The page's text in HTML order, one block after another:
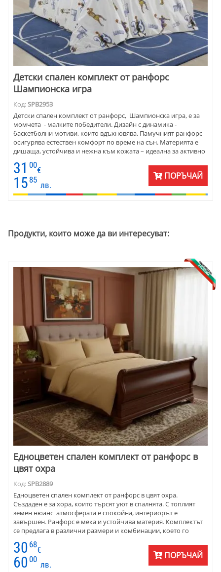
Детски спален комплект от ранфорс
Шампионска игра
Код:SPB2953
Детски спален комплект от ранфорс, Шампионска игра, е за
момчета - малките победители. Дизайн с динамика -
баскетболни мотиви, които вдъхновява. Памучният ранфорс
осигурява естествен комфорт по време на сън. Материята е
дишаща, устойчива и нежна към кожата – идеална за активно
дете. Платът запазва цветовете си след многократно пране .
Подходящ за целогодишна употреба, този детски спален
комплект съчетава функционалност, издръжливост и стил ,
който превръща детската стая в пространство с характер.
31 00
€
15 85
лв.
ПОРЪЧАЙ
Продукти, които може да ви интересуват:
Едноцветен спален комплект от ранфорс в
цвят охра
Код:SPB2889
Едноцветен спален комплект от ранфорс в цвят охра.
Създаден е за хора, които търсят уют в спалнята. С топлият
земен нюанс атмосферата е спокойна, интериорът е
завършен. Ранфорс е мека и устойчива материя. Комплектът
се предлага в различни размери и комбинации, което го
прави практичен избор както за дома, за хотели и къщи за
гости.
30 68
€
60 00
лв.
ПОРЪЧАЙ